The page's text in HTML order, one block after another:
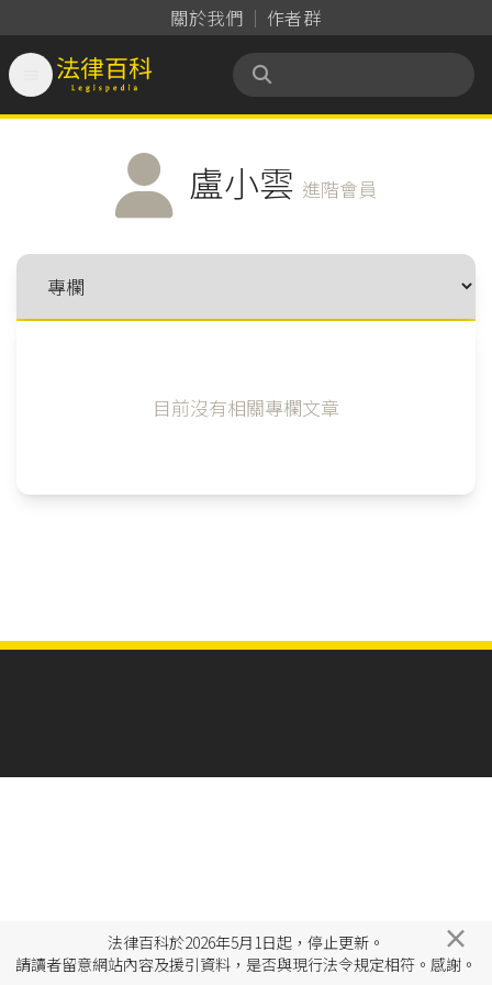
關於我們 作者群
法律百科 Legispedia
盧小雲 進階會員
目前沒有相關專欄文章
法律百科於2026年5月1日起，停止更新。
請讀者留意網站內容及援引資料，是否與現行法令規定相符。感謝。
×